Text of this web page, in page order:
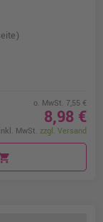
o. MwSt. 7,55 €
8,98 €
inkl. MwSt. zzgl. Versand